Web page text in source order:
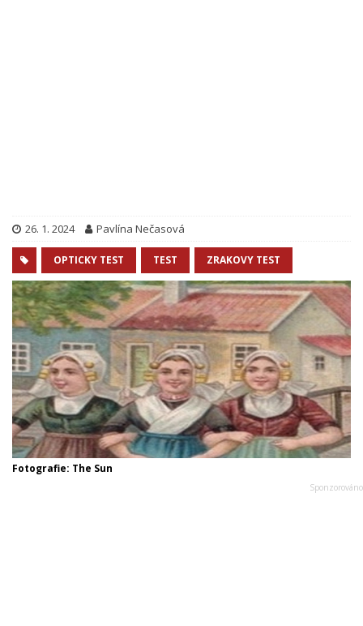
26. 1. 2024 Pavlína Nečasová
OPTICKY TEST TEST ZRAKOVY TEST
Fotografie: The Sun